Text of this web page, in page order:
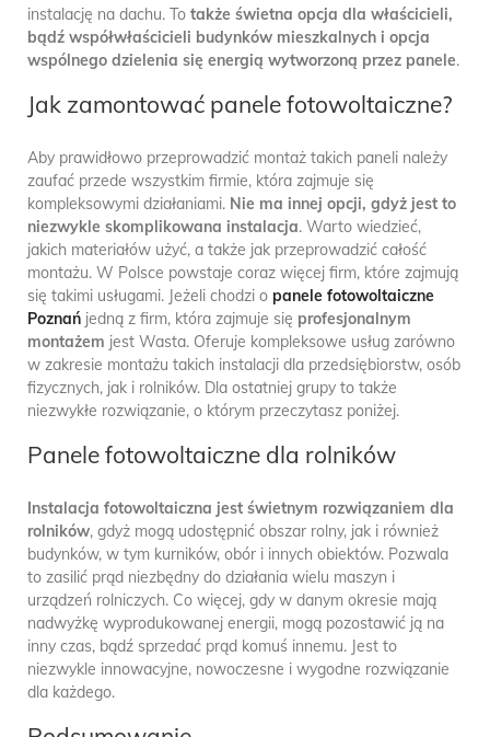
instalację na dachu. To także świetna opcja dla właścicieli,
bądź współwłaścicieli budynków mieszkalnych i opcja
wspólnego dzielenia się energią wytworzoną przez panele.
Jak zamontować panele fotowoltaiczne?
Aby prawidłowo przeprowadzić montaż takich paneli należy
zaufać przede wszystkim firmie, która zajmuje się
kompleksowymi działaniami. Nie ma innej opcji, gdyż jest to
niezwykle skomplikowana instalacja. Warto wiedzieć,
jakich materiałów użyć, a także jak przeprowadzić całość
montażu. W Polsce powstaje coraz więcej firm, które zajmują
się takimi usługami. Jeżeli chodzi o panele fotowoltaiczne
Poznań jedną z firm, która zajmuje się profesjonalnym
montażem jest Wasta. Oferuje kompleksowe usług zarówno
w zakresie montażu takich instalacji dla przedsiębiorstw, osób
fizycznych, jak i rolników. Dla ostatniej grupy to także
niezwykłe rozwiązanie, o którym przeczytasz poniżej.
Panele fotowoltaiczne dla rolników
Instalacja fotowoltaiczna jest świetnym rozwiązaniem dla
rolników, gdyż mogą udostępnić obszar rolny, jak i również
budynków, w tym kurników, obór i innych obiektów. Pozwala
to zasilić prąd niezbędny do działania wielu maszyn i
urządzeń rolniczych. Co więcej, gdy w danym okresie mają
nadwyżkę wyprodukowanej energii, mogą pozostawić ją na
inny czas, bądź sprzedać prąd komuś innemu. Jest to
niezwykle innowacyjne, nowoczesne i wygodne rozwiązanie
dla każdego.